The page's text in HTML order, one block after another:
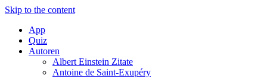
Skip to the content
App
Quiz
Autoren
Albert Einstein Zitate
Antoine de Saint-Exupéry